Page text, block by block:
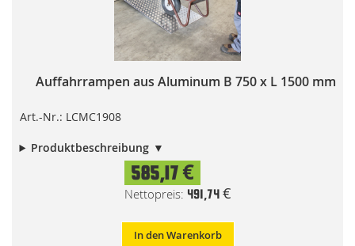
Auffahrrampen aus Aluminum B 750 x L 1500 mm
Art.-Nr.: LCMC1908
Produktbeschreibung
585,17 €
491,74 €
In den Warenkorb